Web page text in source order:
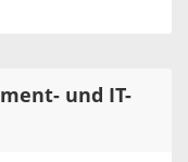
und IT-